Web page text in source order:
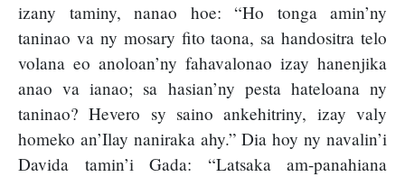
izany taminy, nanao hoe: “Ho tonga amin’ny
taninao va ny mosary fito taona, sa handositra telo
volana eo anoloan’ny fahavalonao izay hanenjika
anao va ianao; sa hasian’ny pesta hateloana ny
taninao? Hevero sy saino ankehitriny, izay valy
homeko an’Ilay naniraka ahy.” Dia hoy ny navalin’i
Davida tamin’i Gada: “Latsaka am-panahiana